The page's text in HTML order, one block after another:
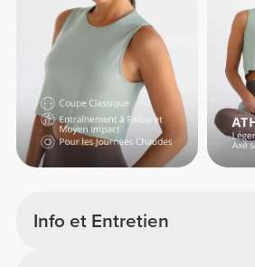
Info et Entretien